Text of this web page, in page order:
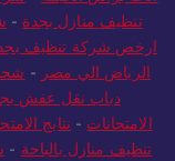
تنظيف منازل بجدة -
ارخص شركة تنظيف
الرياض الي مصر -
دباب نقل عفش
الامتحانات - نتايج
تنظيف منازل بالباحة -